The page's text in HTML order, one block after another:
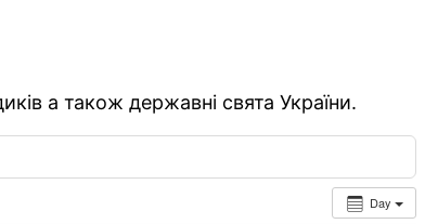
а також державні свята України.
Day